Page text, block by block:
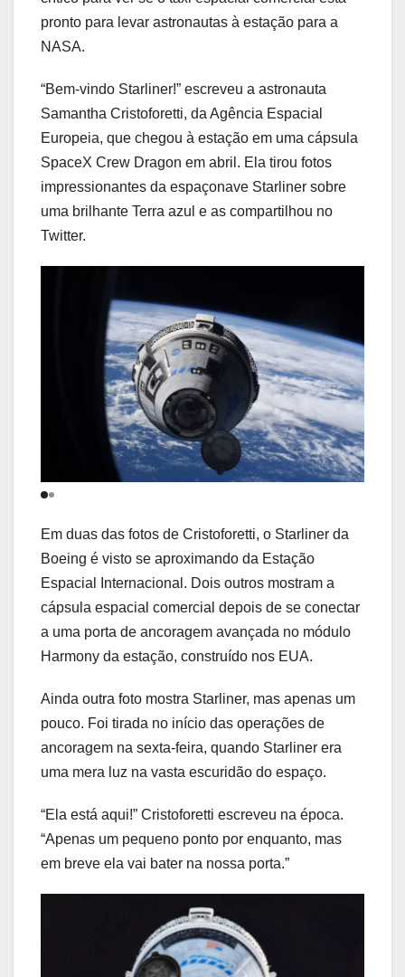
pronto para levar astronautas à estação para a
NASA.
“Bem-vindo Starliner!” escreveu a astronauta
Samantha Cristoforetti, da Agência Espacial
Europeia, que chegou à estação em uma cápsula
SpaceX Crew Dragon em abril. Ela tirou fotos
impressionantes da espaçonave Starliner sobre
uma brilhante Terra azul e as compartilhou no
Twitter.
Em duas das fotos de Cristoforetti, o Starliner da
Boeing é visto se aproximando da Estação
Espacial Internacional. Dois outros mostram a
cápsula espacial comercial depois de se conectar
a uma porta de ancoragem avançada no módulo
Harmony da estação, construído nos EUA.
Ainda outra foto mostra Starliner, mas apenas um
pouco. Foi tirada no início das operações de
ancoragem na sexta-feira, quando Starliner era
uma mera luz na vasta escuridão do espaço.
“Ela está aqui!” Cristoforetti escreveu na época.
“Apenas um pequeno ponto por enquanto, mas
em breve ela vai bater na nossa porta.”